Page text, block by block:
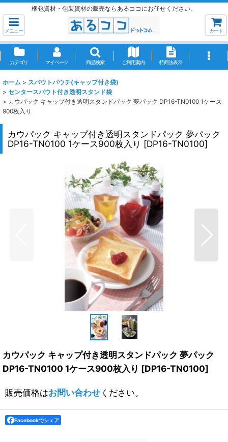
梱包資材・包装資材の販売ならあるココにお任せください。
メニュー カート
カテゴリ マイページ 商品検索 ご利用案内 特商法表示
ホーム > スパウトパウチ(キャップ付き袋)
> センタースパウト付き透明スタンド袋
> カウパック キャップ付き透明スタンドパック 夢パック DP16-TN0100 1ケース
900枚入り
カウパック キャップ付き透明スタンドパック 夢パック
DP16-TN0100 1ケース900枚入り [DP16-TN0100]
カウパック キャップ付き透明スタンドパック 夢パック
DP16-TN0100 1ケース900枚入り [DP16-TN0100]
販売価格はお問い合わせください。
Facebookでシェア